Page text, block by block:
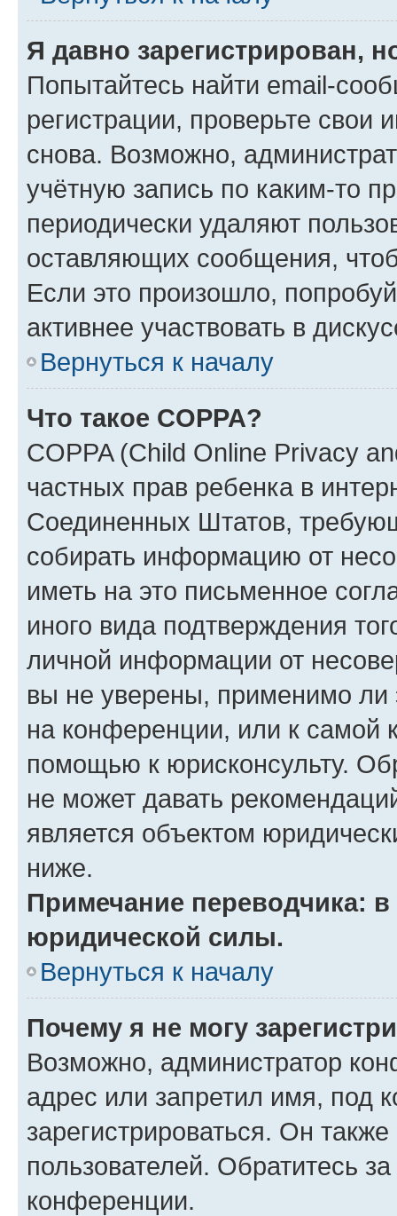
Я давно зарегистрирован,
Попытайтесь найти email-
регистрации, проверьте свои
снова. Возможно,
учётную запись по каким-то
периодически удаляют
оставляющих сообщения,
Если это произошло,
активнее участвовать в
Вернуться к началу
Что такое COPPA?
COPPA (Child Online Privacy
частных прав ребенка в
Соединенных Штатов,
собирать информацию от
иметь на это письменное
иного вида подтверждения
личной информации от
вы не уверены, применимо ли
на конференции, или к самой
помощью к юрисконсульту.
не может давать
является объектом
ниже.
Примечание переводчика:
юридической силы.
Вернуться к началу
Почему я не могу
Возможно, администратор
адрес или запретил имя, под
зарегистрироваться. Он
пользователей. Обратитесь
конференции.